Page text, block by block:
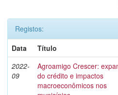
Registos:
Data
Título
2022-
09
Agroamigo Crescer:
do crédito e impactos
macroeconômicos nos